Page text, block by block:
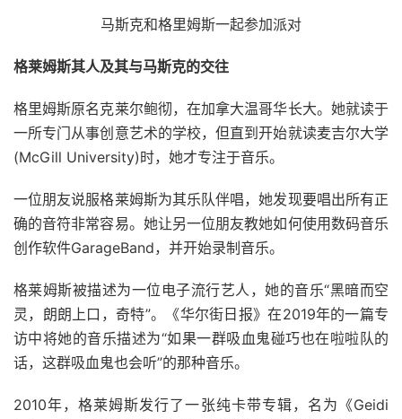
马斯克和格里姆斯一起参加派对
格莱姆斯其人及其与马斯克的交往
格里姆斯原名克莱尔鲍彻，在加拿大温哥华长大。她就读于
一所专门从事创意艺术的学校，但直到开始就读麦吉尔大学
(McGill University)时，她才专注于音乐。
一位朋友说服格莱姆斯为其乐队伴唱，她发现要唱出所有正
确的音符非常容易。她让另一位朋友教她如何使用数码音乐
创作软件GarageBand，并开始录制音乐。
格莱姆斯被描述为一位电子流行艺人，她的音乐“黑暗而空
灵，朗朗上口，奇特”。《华尔街日报》在2019年的一篇专
访中将她的音乐描述为“如果一群吸血鬼碰巧也在啦啦队的
话，这群吸血鬼也会听”的那种音乐。
2010年，格莱姆斯发行了一张纯卡带专辑，名为《Geidi